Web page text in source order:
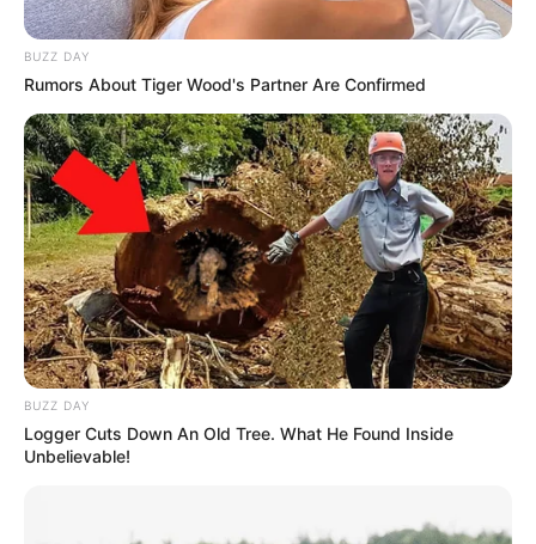
BUZZ DAY
Rumors About Tiger Wood's Partner Are Confirmed
BUZZ DAY
Logger Cuts Down An Old Tree. What He Found Inside
Unbelievable!